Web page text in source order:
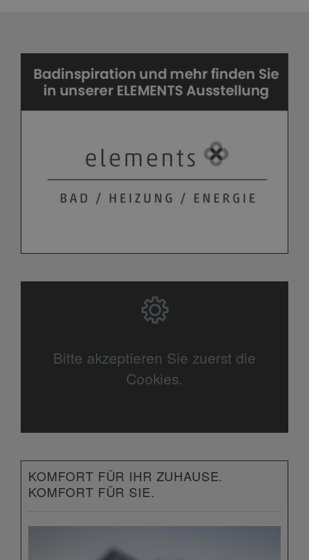
Bitte akzeptieren Sie zuerst die
Cookies.
KOMFORT FÜR IHR ZUHAUSE.
KOMFORT FÜR SIE.